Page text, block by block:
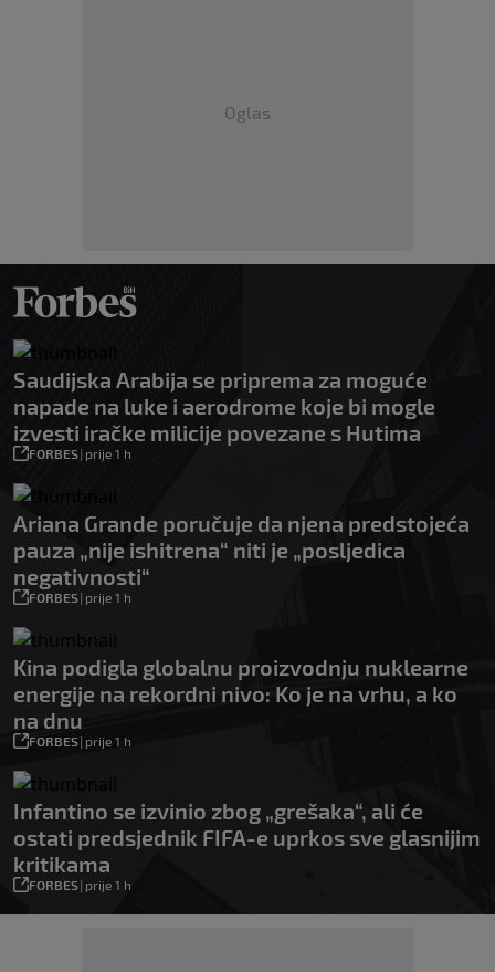
Oglas
Saudijska Arabija se priprema za moguće
napade na luke i aerodrome koje bi mogle
izvesti iračke milicije povezane s Hutima
FORBES| prije 1 h
Ariana Grande poručuje da njena predstojeća
pauza „nije ishitrena“ niti je „posljedica
negativnosti“
FORBES| prije 1 h
Kina podigla globalnu proizvodnju nuklearne
energije na rekordni nivo: Ko je na vrhu, a ko
na dnu
FORBES| prije 1 h
Infantino se izvinio zbog „grešaka“, ali će
ostati predsjednik FIFA-e uprkos sve glasnijim
kritikama
FORBES| prije 1 h